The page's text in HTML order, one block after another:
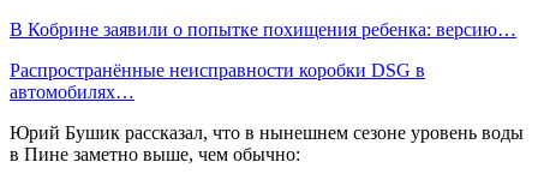
В Кобрине заявили о попытке похищения ребенка: версию…
Распространённые неисправности коробки DSG в
автомобилях…
Юрий Бушик рассказал, что в нынешнем сезоне уровень воды
в Пине заметно выше, чем обычно: